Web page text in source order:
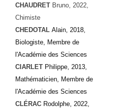
CHAUDRET Bruno, 2022,
Chimiste
CHEDOTAL Alain, 2018,
Biologiste, Membre de
l'Académie des Sciences
CIARLET Philippe, 2013,
Mathématicien, Membre de
l'Académie des Sciences
CLÉRAC Rodolphe, 2022,